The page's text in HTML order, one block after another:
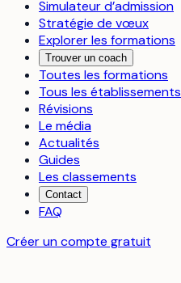
Simulateur d’admission
Stratégie de vœux
Explorer les formations
Trouver un coach
Toutes les formations
Tous les établissements
Révisions
Le média
Actualités
Guides
Les classements
Contact
FAQ
Créer un compte gratuit